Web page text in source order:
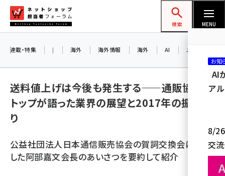
ン
ネットショップ担当者フォーラム
検索 MENU
楽天 (1871)
連載・特集 | 海外 海外情報 海外 AI メタバース
送料値上げは今後も発生する――通販協会
トップが語った業界の展望と2017年の振り返
り
公益社団法人日本通信販売協会の賀詞交換会に登壇
した阿部嘉文会長のあいさつを要約して紹介
お知
AI
ア
8/26
交